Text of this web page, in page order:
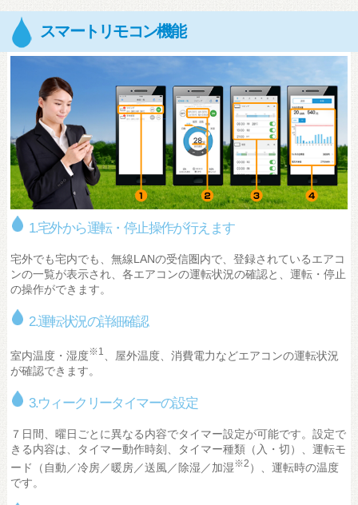
スマートリモコン機能
ダイキン スマートリモート コントロール
1.宅外から運転・停止操作が行えます
宅外でも宅内でも、無線LANの受信圏内で、登録されているエアコ
ンの一覧が表示され、各エアコンの運転状況の確認と、運転・停止
の操作ができます。
2.運転状況の詳細確認
室内温度・湿度※1
、屋外温度、消費電力などエアコンの運転状況
が確認できます。
3.ウィークリータイマーの設定
７日間、曜日ごとに異なる内容でタイマー設定が可能です。設定で
きる内容は、タイマー動作時刻、タイマー種類（入・切）、運転モ
ード（自動／冷房／暖房／送風／除湿／加湿※2 ）、運転時の温度
です。